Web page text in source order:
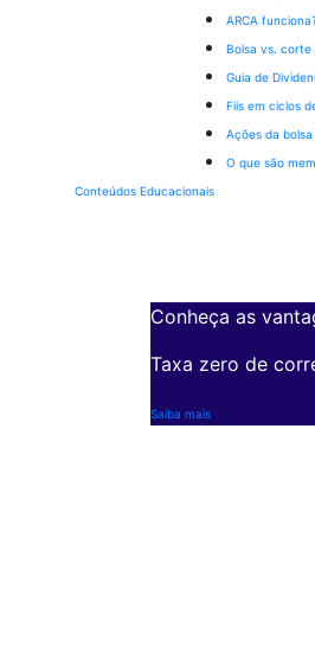
ARCA
Bolsa vs. corte
Guia de
Fiis em ciclos
Ações da
O que são
Conteúdos Educacionais
Conheça as
Taxa zero de
Saiba mais